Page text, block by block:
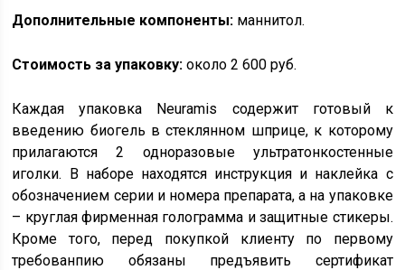
Дополнительные компоненты: маннитол.
Стоимость за упаковку: около 2 600 руб.
Каждая упаковка Neuramis содержит готовый к
введению биогель в стеклянном шприце, к которому
прилагаются 2 одноразовые ультратонкостенные
иголки. В наборе находятся инструкция и наклейка с
обозначением серии и номера препарата, а на упаковке
– круглая фирменная голограмма и защитные стикеры.
Кроме того, перед покупкой клиенту по первому
требованпию обязаны предъявить сертификат